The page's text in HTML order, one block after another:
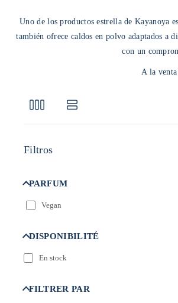
Uno de los productos estrella de Kayanoya
también ofrece caldos en polvo adaptados a
con un
A la
Filtros
PARFUM
Vegan
DISPONIBILITÉ
En stock
FILTRER PAR